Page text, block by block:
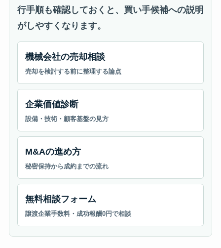
行手順も確認しておくと、買い手候補への説明
がしやすくなります。
機械会社の売却相談
売却を検討する前に整理する論点
企業価値診断
設備・技術・顧客基盤の見方
M&Aの進め方
秘密保持から成約までの流れ
無料相談フォーム
譲渡企業手数料・成功報酬0円で相談